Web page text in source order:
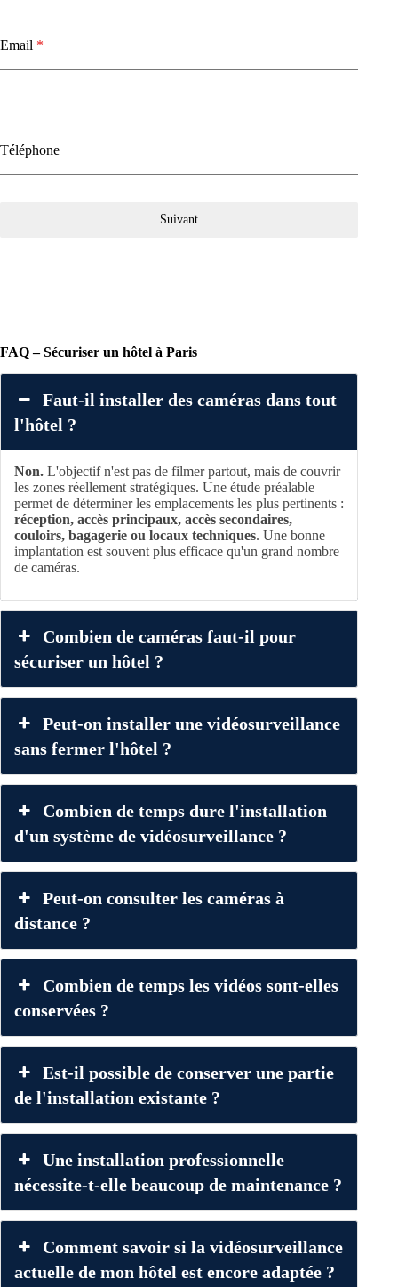
Email *
Téléphone
Suivant
FAQ – Sécuriser un hôtel à Paris
Faut-il installer des caméras dans tout
l'hôtel ?
Non. L'objectif n'est pas de filmer partout, mais de couvrir
les zones réellement stratégiques. Une étude préalable
permet de déterminer les emplacements les plus pertinents :
réception, accès principaux, accès secondaires,
couloirs, bagagerie ou locaux techniques. Une bonne
implantation est souvent plus efficace qu'un grand nombre
de caméras.
Combien de caméras faut-il pour
sécuriser un hôtel ?
Peut-on installer une vidéosurveillance
sans fermer l'hôtel ?
Combien de temps dure l'installation
d'un système de vidéosurveillance ?
Peut-on consulter les caméras à
distance ?
Combien de temps les vidéos sont-elles
conservées ?
Est-il possible de conserver une partie
de l'installation existante ?
Une installation professionnelle
nécessite-t-elle beaucoup de maintenance ?
Comment savoir si la vidéosurveillance
actuelle de mon hôtel est encore adaptée ?